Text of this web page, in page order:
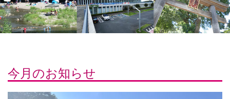
今月のお知らせ